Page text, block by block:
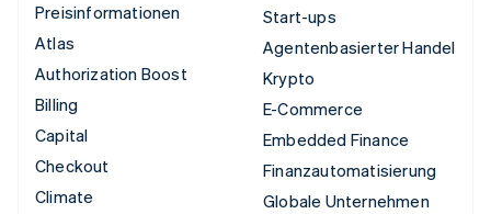
Preisinformationen
Atlas
Authorization Boost
Billing
Capital
Checkout
Climate
Start-ups
Agentenbasierter Handel
Krypto
E-Commerce
Embedded Finance
Finanzautomatisierung
Globale Unternehmen